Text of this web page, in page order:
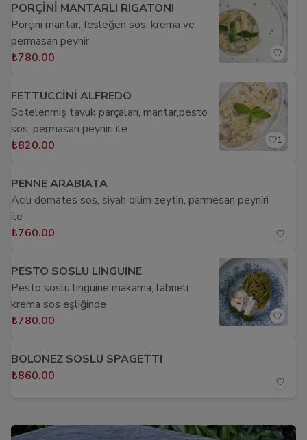
PORÇİNİ MANTARLI RIGATONI
Porçini mantar, fesleğen sos, krema ve
permasan peynir
₺780.00
FETTUCCİNİ ALFREDO
Sotelenmiş tavuk parçaları, mantar,pesto
sos, permasan peyniri ile
₺820.00
1
PENNE ARABIATA
Acılı domates sos, siyah dilim zeytin, parmesan peyniri
ile
₺760.00
PESTO SOSLU LINGUINE
Pesto soslu linguine makarna, labneli
krema sos eşliğinde
₺780.00
BOLONEZ SOSLU SPAGETTI
₺860.00